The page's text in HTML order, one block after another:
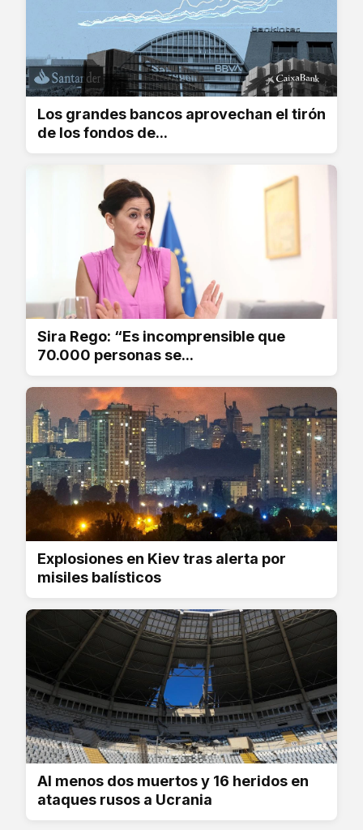
Los grandes bancos aprovechan el tirón
de los fondos de...
Sira Rego: “Es incomprensible que
70.000 personas se...
Explosiones en Kiev tras alerta por
misiles balísticos
Al menos dos muertos y 16 heridos en
ataques rusos a Ucrania